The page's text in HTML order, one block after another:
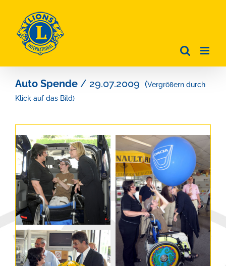
Inhalt
springen
Auto Spende / 29.07.2009 (Vergrößern durch
Klick auf das Bild)